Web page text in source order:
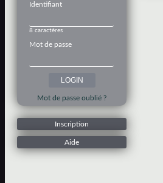
Identifiant
8 caractères
Mot de passe
Mot de passe oublié ?
Inscription
Aide